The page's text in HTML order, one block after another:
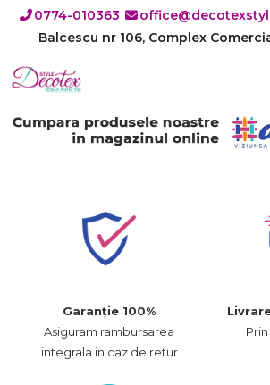
0774-010363
Balcescu nr 106, Complex
Garanție 100%
Asiguram rambursarea
integrala in caz de retur